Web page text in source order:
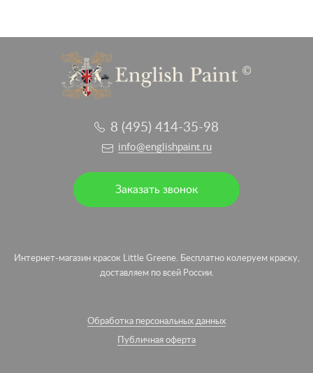
8 (495) 414-35-98
info@englishpaint.ru
Заказать звонок
Интернет-магазин красок Little Greene. Бесплатно колеруем краску,
доставляем по всей России.
Обработка персональных данных
Публичная оферта